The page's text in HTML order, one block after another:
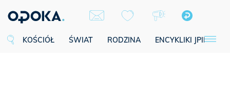
KOŚCIÓŁ ŚWIAT RODZINA ENCYKLIKI JPII